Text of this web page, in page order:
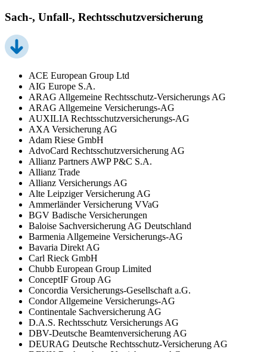
Sach-, Unfall-, Rechtsschutzversicherung
ACE European Group Ltd
AIG Europe S.A.
ARAG Allgemeine Rechtsschutz-Versicherungs AG
ARAG Allgemeine Versicherungs-AG
AUXILIA Rechtsschutzversicherungs-AG
AXA Versicherung AG
Adam Riese GmbH
AdvoCard Rechtsschutzversicherung AG
Allianz Partners AWP P&C S.A.
Allianz Trade
Allianz Versicherungs AG
Alte Leipziger Versicherung AG
Ammerländer Versicherung VVaG
BGV Badische Versicherungen
Baloise Sachversicherung AG Deutschland
Barmenia Allgemeine Versicherungs-AG
Bavaria Direkt AG
Carl Rieck GmbH
Chubb European Group Limited
ConceptIF Group AG
Concordia Versicherungs-Gesellschaft a.G.
Condor Allgemeine Versicherungs-AG
Continentale Sachversicherung AG
D.A.S. Rechtsschutz Versicherungs AG
DBV-Deutsche Beamtenversicherung AG
DEURAG Deutsche Rechtsschutz-Versicherung AG